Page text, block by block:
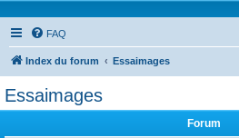
FAQ
Index du forum Essaimages
Essaimages
Forum